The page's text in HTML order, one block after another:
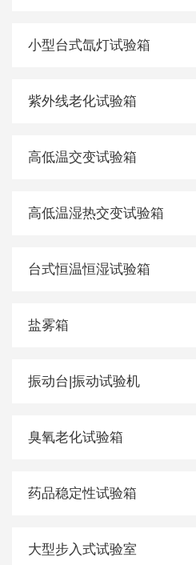
小型台式氙灯试验箱
紫外线老化试验箱
高低温交变试验箱
高低温湿热交变试验箱
台式恒温恒湿试验箱
盐雾箱
振动台|振动试验机
臭氧老化试验箱
药品稳定性试验箱
大型步入式试验室